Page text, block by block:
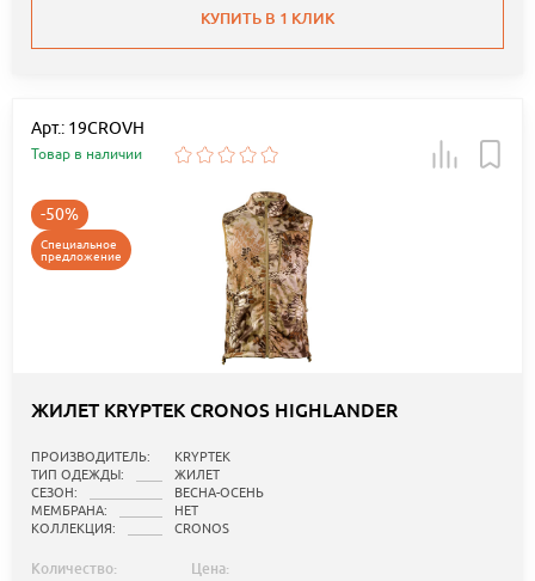
КУПИТЬ В 1 КЛИК
Арт.: 19CROVH
Товар в наличии
-50%
Специальное
предложение
ЖИЛЕТ KRYPTEK CRONOS HIGHLANDER
ПРОИЗВОДИТЕЛЬ:
KRYPTEK
ТИП ОДЕЖДЫ:
ЖИЛЕТ
СЕЗОН:
ВЕСНА-ОСЕНЬ
МЕМБРАНА:
НЕТ
КОЛЛЕКЦИЯ:
CRONOS
Количество: Цена: